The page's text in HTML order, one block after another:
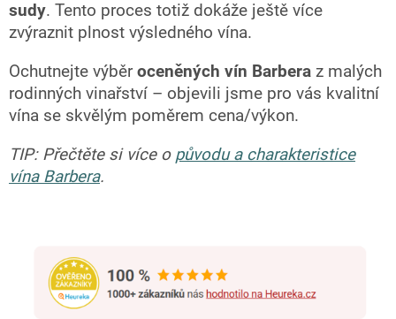
sudy. Tento proces totiž dokáže ještě více
zvýraznit plnost výsledného vína.
Ochutnejte výběroceněných vín Barbera z malých
rodinných vinařství – objevili jsme pro vás kvalitní
vína se skvělým poměrem cena/výkon.
TIP: Přečtěte si více o původu a charakteristice
vína Barbera.